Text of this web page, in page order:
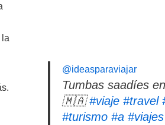
@ideasparaviajar
Tumbas saadíes
🇲🇦#viaje #travel
#turismo #a #viajes